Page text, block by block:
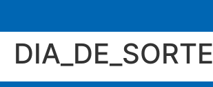
DIA_DE_SORTE